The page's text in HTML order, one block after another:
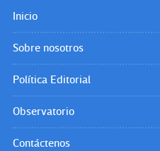
Inicio
Sobre nosotros
Política Editorial
Observatorio
Contáctenos